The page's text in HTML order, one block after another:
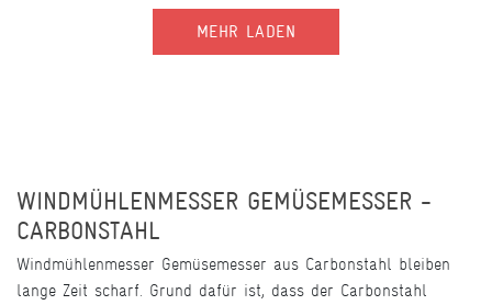
MEHR LADEN
WINDMÜHLENMESSER GEMÜSEMESSER -
CARBONSTAHL
Windmühlenmesser Gemüsemesser aus Carbonstahl bleiben
lange Zeit scharf. Grund dafür ist, dass der Carbonstahl